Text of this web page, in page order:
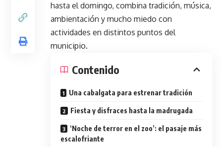
hasta el domingo, combina tradición, música,
ambientación y mucho miedo con
actividades en distintos puntos del
municipio.
Contenido
Una cabalgata para estrenar tradición
Fiesta y disfraces hasta la madrugada
‘Noche de terror en el zoo’: el pasaje más
escalofriante